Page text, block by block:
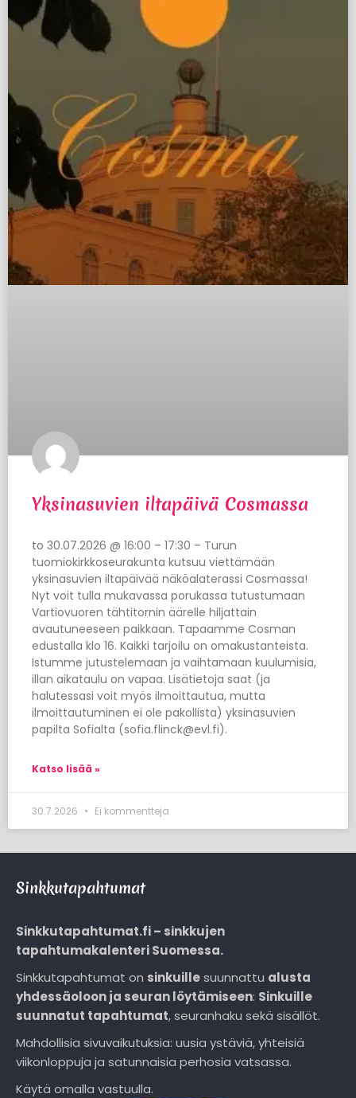
Yksinasuvien iltapäivä Cosmassa
to 30.07.2026 @ 16:00 – 17:30 – Turun
tuomiokirkkoseurakunta kutsuu viettämään
yksinasuvien iltapäivää näköalaterassi Cosmassa!
Nyt voit tulla mukavassa porukassa tutustumaan
Vartiovuoren tähtitornin äärelle hiljattain
avautuneeseen paikkaan. Tapaamme Cosman
edustalla klo 16. Kaikki tarjoilu on omakustanteista.
Istumme jutustelemaan ja vaihtamaan kuulumisia,
illan aikataulu on vapaa. Lisätietoja saat (ja
halutessasi voit myös ilmoittautua, mutta
ilmoittautuminen ei ole pakollista) yksinasuvien
papilta Sofialta (sofia.flinck@evl.fi).
Katso lisää »
30.7.2026 Ei kommentteja
Sinkkutapahtumat
Sinkkutapahtumat.fi – sinkkujen
tapahtumakalenteri Suomessa.
Sinkkutapahtumat on sinkuillesuunnattu alusta
yhdessäoloon ja seuran löytämiseen: Sinkuille
suunnatut tapahtumat, seuranhaku sekä sisällöt.
Mahdollisia sivuvaikutuksia: uusia ystäviä, yhteisiä
viikonloppuja ja satunnaisia perhosia vatsassa.
Käytä omalla vastuulla.